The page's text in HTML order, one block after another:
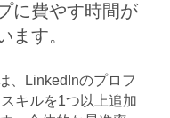
に費やす時間が
ます​​。
、LinkedInのプロフ
キルを1つ以上追加